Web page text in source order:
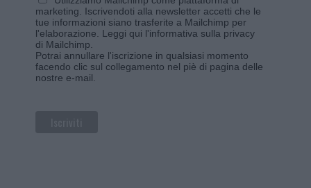
marketing. Iscrivendoti alla newsletter accetti che le
tue informazioni siano trasferite a Mailchimp per
l'elaborazione. Leggi qui l'informativa sulla privacy
di Mailchimp
Potrai annullare l'iscrizione in qualsiasi momento
facendo clic sul collegamento nel piè di pagina delle
nostre e-mail.